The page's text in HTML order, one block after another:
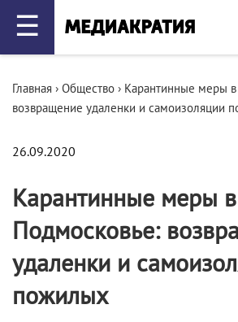
☰
Главная › Общество › Карантинные меры
возвращение удаленки и самоизоляции
26.09.2020
Карантинные меры в
Подмосковье:
удаленки и
пожилых